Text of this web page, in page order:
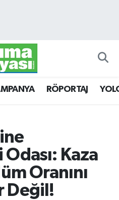
RÖPORTAJ
Kaza
Oranını
Değil!
ve Fikstür